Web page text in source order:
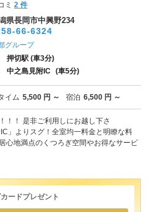
ミ2 件
県長岡市中興野234
66-6324
グループ
押切駅 (車3分)
中之島見附IC (車5分)
イム 5,500 円 ～ 宿泊 6,500 円 ～
！！ 是非ご利用しにお越し下さ
」よりスグ！全室均一料金と明瞭な料
心地満点のくつろぎ空間やお得なサービ
ードプレゼント